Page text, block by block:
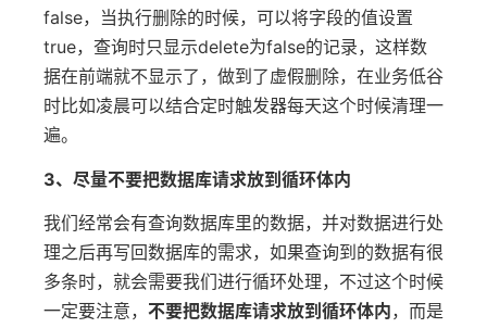
false，当执行删除的时候，可以将字段的值设置
true，查询时只显示delete为false的记录，这样数
据在前端就不显示了，做到了虚假删除，在业务低谷
时比如凌晨可以结合定时触发器每天这个时候清理一
遍。
3、尽量不要把数据库请求放到循环体内
我们经常会有查询数据库里的数据，并对数据进行处
理之后再写回数据库的需求，如果查询到的数据有很
多条时，就会需要我们进行循环处理，不过这个时候
一定要注意， 不要把数据库请求放到循环体内，而是